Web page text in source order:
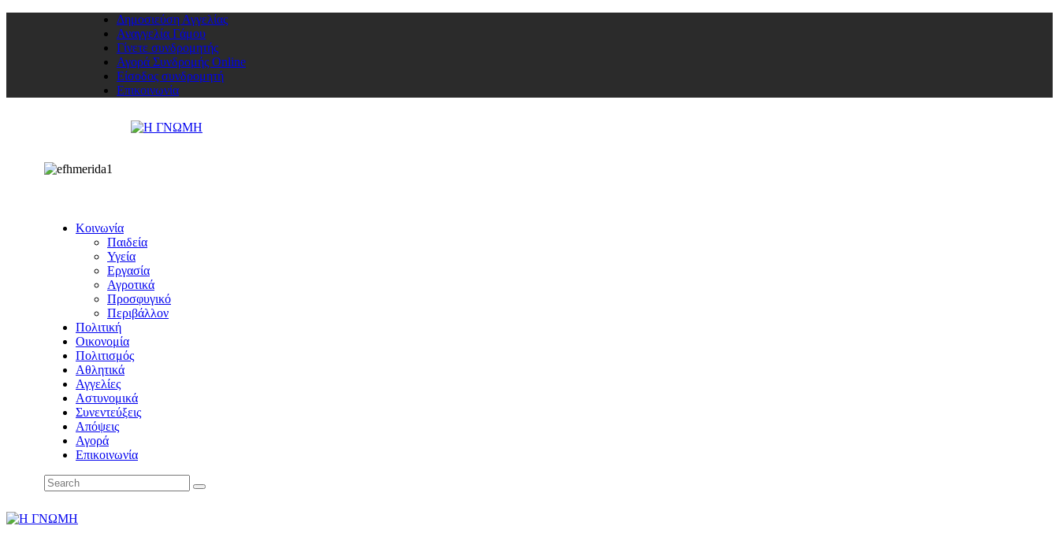
Δημοσιεύση Αγγελίας
Αναγγελία Γάμου
Γίνετε συνδρομητής
Αγορά Συνδρομής Online
Είσοδος συνδρομητή
Επικοινωνία
Κοινωνία
Παιδεία
Υγεία
Εργασία
Αγροτικά
Προσφυγικό
Περιβάλλον
Πολιτική
Οικονομία
Πολιτισμός
Αθλητικά
Αγγελίες
Αστυνομικά
Συνεντεύξεις
Απόψεις
Αγορά
Επικοινωνία